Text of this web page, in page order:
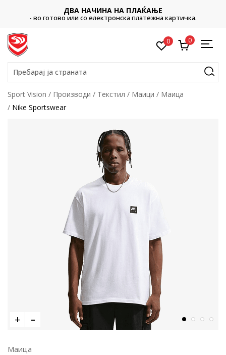
ДВА НАЧИНА НА ПЛАЌАЊЕ
- во готово или со електронска платежна картичка.
0 0
Пребарај ја страната
Sport Vision Производи Текстил Маици
Маица
Nike Sportswear
Маица